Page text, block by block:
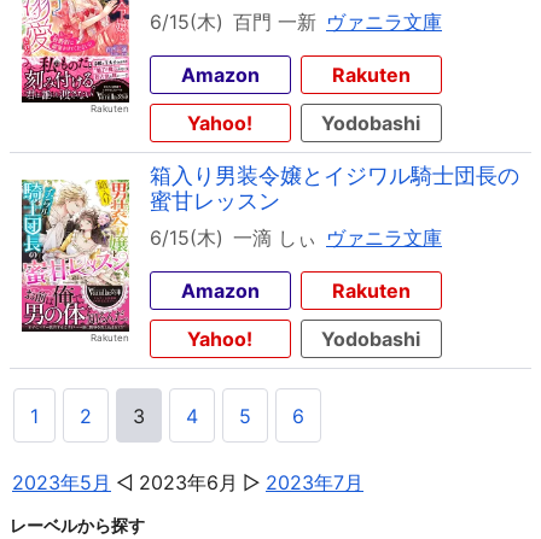
6/15(木) 百門 一新 ヴァニラ文庫
Amazon
Rakuten
Yahoo!
Yodobashi
箱入り男装令嬢とイジワル騎士団長の
蜜甘レッスン
6/15(木) 一滴 しぃ ヴァニラ文庫
Amazon
Rakuten
Yahoo!
Yodobashi
1 2 3 4 5 6
2023年5月 2023年6月 2023年7月
レーベルから探す